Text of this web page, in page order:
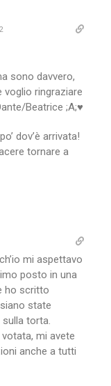
sono davvero,
ringraziare
Beatrice ;A;♥
dov’è arrivata!
tornare a
mi aspettavo
posto in una
ho scritto
state
sulla torta.
mi avete
anche a tutti